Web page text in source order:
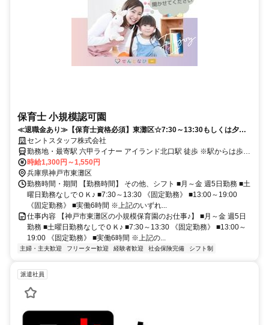
保育士 小規模認可園
≪退職金あり≫【保育士資格必須】東灘区☆7:30～13:30もしくは夕方
☆未経験でもOK◎扶養内可☆
セントスタッフ株式会社
勤務地・最寄駅 六甲ライナー アイランド北口駅 徒歩 ※駅からは歩い
てすぐです♪
時給1,300円～1,550円
兵庫県神戸市東灘区
勤務時間・期間 【勤務時間】 その他、シフト ■月～金 週5日勤務 ■土
曜日勤務なしでＯＫ♪ ■7:30～13:30 《固定勤務》 ■13:00～19:00
《固定勤務》 ■実働6時間 ※上記のいずれ...
仕事内容 【神戸市東灘区の小規模保育園のお仕事♪】 ■月～金 週5日
勤務 ■土曜日勤務なしでＯＫ♪ ■7:30～13:30 《固定勤務》 ■13:00～
19:00 《固定勤務》 ■実働6時間 ※上記の...
主婦・主夫歓迎 フリーター歓迎 経験者歓迎 社会保険完備 シフト制
派遣社員